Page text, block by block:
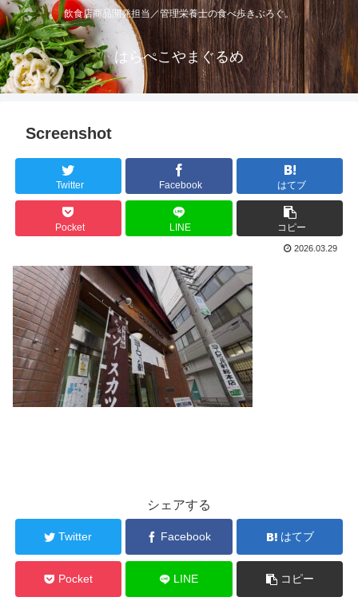
飲食店商品開発担当／管理栄養士の食べ歩きぶろぐ。
はらぺこやまぐるめ
Screenshot
Twitter Facebook はてブ
Pocket LINE コピー
2026.03.29
シェアする
Twitter Facebook はてブ
Pocket LINE コピー